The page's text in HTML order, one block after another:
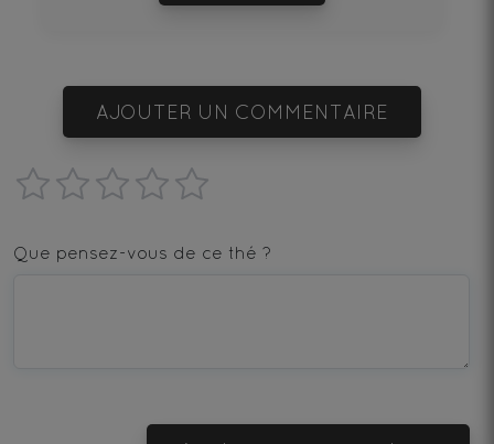
AJOUTER UN COMMENTAIRE
star
—
—
stars
Que pensez-vous de ce thé ?